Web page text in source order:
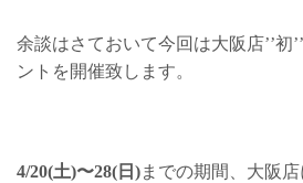
余談はさておいて今回は大阪店’’初
ントを開催致します。
4/20(土)〜28(日)までの期間、大阪